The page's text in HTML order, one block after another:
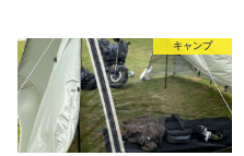
キャンプ